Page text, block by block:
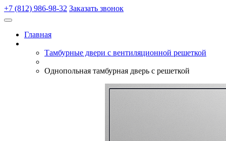
+7 (812) 986-98-32 Заказать звонок
Главная
Тамбурные двери с вентиляционной решеткой
Однопольная тамбурная дверь с решеткой